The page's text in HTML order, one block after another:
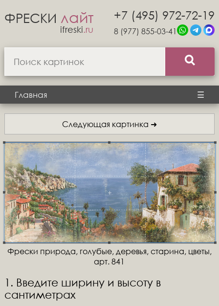
ФРЕСКИ лайт
ifreski.ru
+7 (495) 972-72-19
8 (977) 855-03-41
Главная ☰
Следующая картинка ➜
Фрески природа, голубые, деревья, старина, цветы,
арт. 841
1. Введите ширину и высоту в
сантиметрах